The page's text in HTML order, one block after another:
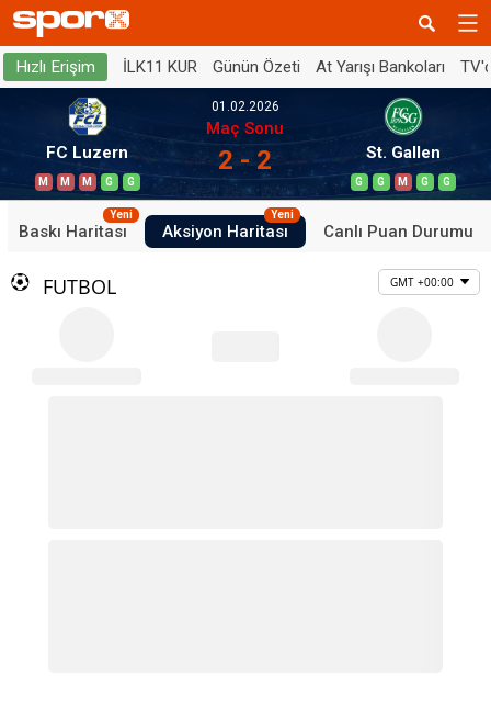
Hızlı Erişim İLK11 KUR Günün Özeti At Yarışı Bankoları
FC Luzern
M M M G G
01.02.2026
Maç Sonu
2 - 2 St. Gallen
G G M G G
Baskı Haritası
Yeni
Aksiyon Haritası
Yeni
Canlı Puan Durumu
FUTBOL GMT +00:00